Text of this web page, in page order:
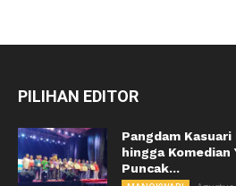
PILIHAN EDITOR
Pangdam
hingga Komedian
Puncak...